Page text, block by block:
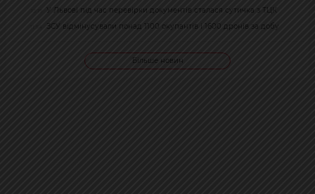
У Львові під час перевірки документів сталася сутичка з ТЦК
ЗСУ відмінусували понад 1100 окупантів і 1600 дронів за добу
Більше новин